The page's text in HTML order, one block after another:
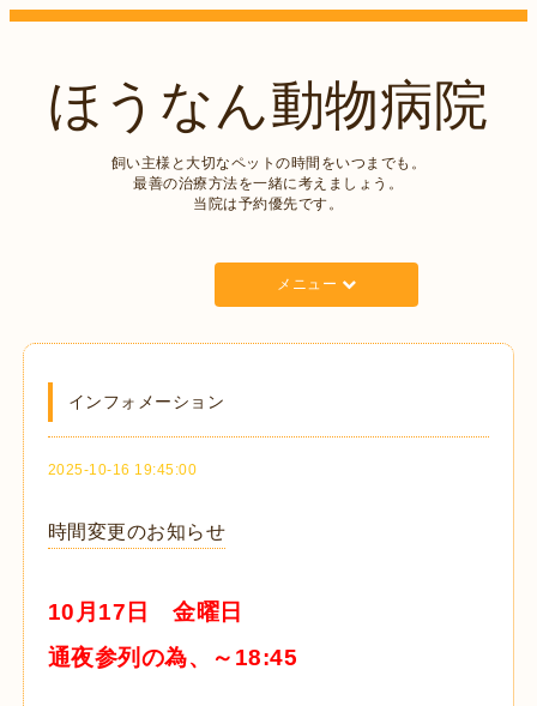
ほうなん動物病院
飼い主様と大切なペットの時間をいつまでも。
最善の治療方法を一緒に考えましょう。
当院は予約優先です。
メニュー
インフォメーション
2025-10-16 19:45:00
時間変更のお知らせ
10月17日 金曜日
通夜参列の為、～18:45